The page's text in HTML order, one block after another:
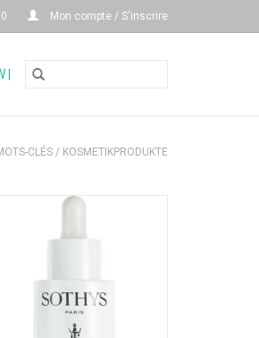
Mon compte / S'inscrire
|
CLÉS / KOSMETIKPRODUKTE
Sérum pour une peau plus